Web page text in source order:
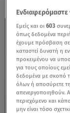
Εμείς και οι603
όπως δεδομένα
έχουμε πρόσβαση
καταστεί δυνατή η
προκειμένου να
για τους οποίους
δεδομένα με σκοπό
όλων ή αποσύρετε
απενεργοποιηθούν.
περιεχόμενο και
μην είναι τόσο